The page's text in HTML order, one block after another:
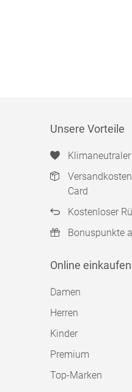
Unsere Vorteile
Card
Kostenloser
Bonuspunkte
Online einkaufen
Damen
Herren
Kinder
Premium
Top-Marken